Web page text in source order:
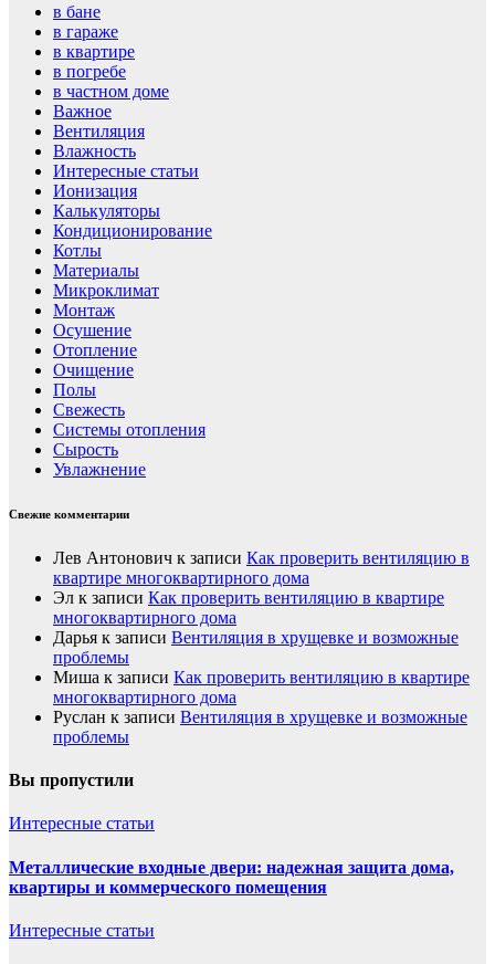
в бане
в гараже
в квартире
в погребе
в частном доме
Важное
Вентиляция
Влажность
Интересные статьи
Ионизация
Калькуляторы
Кондиционирование
Котлы
Материалы
Микроклимат
Монтаж
Осушение
Отопление
Очищение
Полы
Свежесть
Системы отопления
Сырость
Увлажнение
Свежие комментарии
Лев Антонович к записи Как проверить вентиляцию в
квартире многоквартирного дома
Эл к записи Как проверить вентиляцию в квартире
многоквартирного дома
Дарья к записи Вентиляция в хрущевке и возможные
проблемы
Миша к записи Как проверить вентиляцию в квартире
многоквартирного дома
Руслан к записи Вентиляция в хрущевке и возможные
проблемы
Вы пропустили
Интересные статьи
Металлические входные двери: надежная защита дома,
квартиры и коммерческого помещения
Интересные статьи